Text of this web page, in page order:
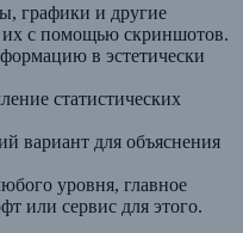
графики и другие
их с помощью скриншотов.
в эстетически
статистических
вариант для объяснения
уровня, главное
или сервис для этого.